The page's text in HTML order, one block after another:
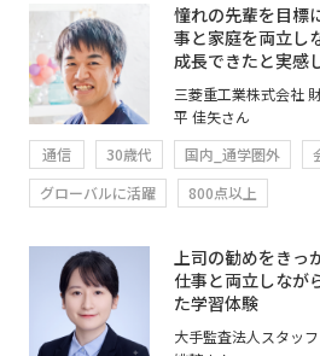
憧れの先輩を目標
事と家庭を両立し
成長できたと実感
三菱重工業株式会社
平 佳矢さん
通信
30歳代 国内_通学圏外
グローバルに活躍
800点以上
上司の勧めをきっ
仕事と両立しなが
た学習体験
大手監査法人スタッフ